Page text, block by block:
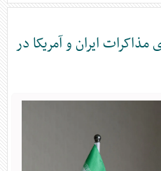
مذاکرات ایران و آمریکا در